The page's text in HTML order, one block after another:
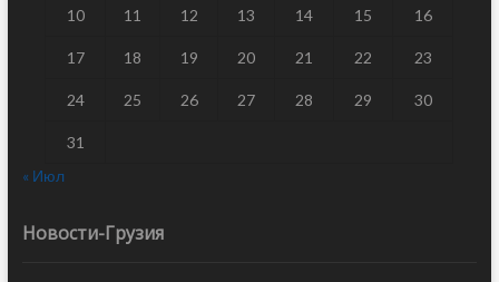
10 11 12 13 14 15 16
17 18 19 20 21 22 23
24 25 26 27 28 29 30
31
« Июл
Новости-Грузия